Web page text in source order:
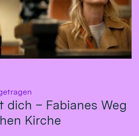
dich – Fabianes Weg
Kirche